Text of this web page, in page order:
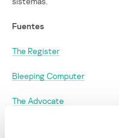
Fuentes
The Register
Bleeping Computer
The Advocate